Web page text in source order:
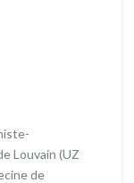
Louvain (UZ
de